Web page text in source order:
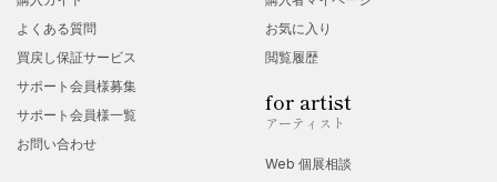
よくある質問
買戻し保証サービス
サポート会員様募集
サポート会員様一覧
お問い合わせ
お気に入り
閲覧履歴
for artist
アーティスト
Web 個展相談